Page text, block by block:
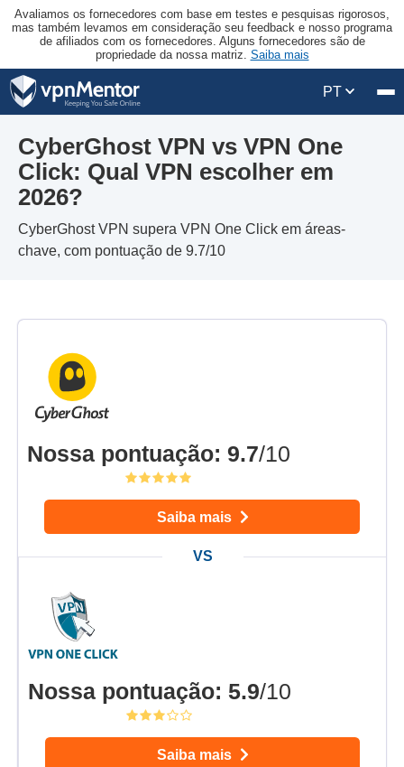
Avaliamos os fornecedores com base em testes e pesquisas rigorosos,
mas também levamos em consideração seu feedback e nosso programa
de afiliados com os fornecedores. Alguns fornecedores são de
propriedade da nossa matriz. Saiba mais
PT
CyberGhost VPN vs VPN One
Click: Qual VPN escolher em
2026?
CyberGhost VPN supera VPN One Click em áreas-
chave, com pontuação de 9.7/10
Nossa pontuação: 9.7/10
Saiba mais
Nossa pontuação: 5.9/10
Saiba mais